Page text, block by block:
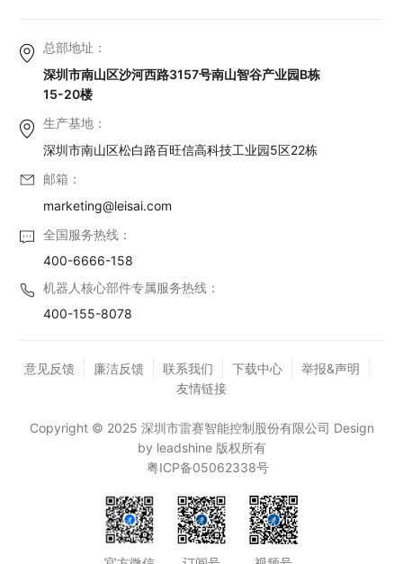
总部地址：
深圳市南山区沙河西路3157号南山智谷产业园B栋
15-20楼
生产基地：
深圳市南山区松白路百旺信高科技工业园5区22栋
邮箱：
marketing@leisai.com
全国服务热线：
400-6666-158
机器人核心部件专属服务热线：
400-155-8078
意见反馈 廉洁反馈 联系我们 下载中心
举报&声明
友情链接
Copyright © 2025 深圳市雷赛智能控制股份有限公司 Design
by leadshine 版权所有
粤ICP备05062338号